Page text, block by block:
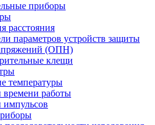
приборы
расстояния
параметров устройств защиты
(ОПН)
клещи
температуры
времени работы
импульсов